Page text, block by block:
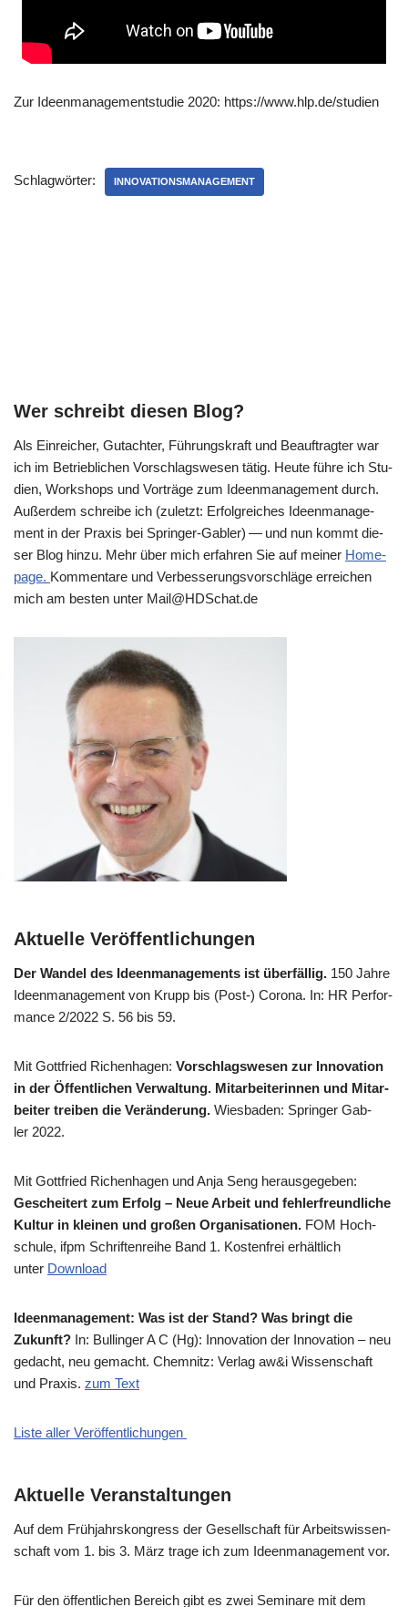
Zur Ideen­ma­nage­ment­stu­die 2020: https://​www​.hlp​.de/​s​t​u​d​ien
Schlagwörter: INNOVATIONSMANAGEMENT
Wer schreibt diesen Blog?
Als Ein­rei­cher, Gut­ach­ter, Füh­rungs­kraft und Beauf­trag­ter war
ich im Betrieb­li­chen Vor­schlags­we­sen tätig. Heu­te füh­re ich Stu­
di­en, Work­shops und Vor­trä­ge zum Ideen­ma­nage­ment durch.
Außer­dem schrei­be ich (zuletzt: Erfolg­rei­ches Ideen­ma­nage­
ment in der Pra­xis bei Sprin­ger-Gab­ler) — und nun kommt die­
ser Blog hin­zu. Mehr über mich erfah­ren Sie auf mei­ner Home­
page. Kom­men­ta­re und Ver­bes­se­rungs­vor­schlä­ge errei­chen
mich am besten unter Mail@​HDSchat.​de
Aktuelle Veröffentlichungen
Der Wan­del des Ideen­ma­nage­ments ist über­fäl­lig. 150 Jah­re
Ideen­ma­nage­ment von Krupp bis (Post-) Coro­na. In: HR Per­for­
mance 2/​2022 S. 56 bis 59.
Mit Gott­fried Richen­ha­gen: Vor­schlags­we­sen zur Inno­va­ti­on
in der Öffent­li­chen Ver­wal­tung. Mit­ar­bei­te­rin­nen und Mit­ar­
bei­ter trei­ben die Ver­än­de­rung. Wies­ba­den: Sprin­ger Gab­
ler 2022.
Mit Gott­fried Richen­ha­gen und Anja Seng her­aus­ge­ge­ben:
Geschei­tert zum Erfolg – Neue Arbeit und feh­ler­freund­li­che
Kul­tur in klei­nen und gro­ßen Orga­ni­sa­tio­nen. FOM Hoch­
schu­le, ifpm Schrif­ten­rei­he Band 1. Kosten­frei erhält­lich
unter Down­load
Ideen­ma­nage­ment: Was ist der Stand? Was bringt die
Zukunft? In: Bul­lin­ger A C (Hg): Inno­va­ti­on der Inno­va­ti­on – neu
gedacht, neu gemacht. Chem­nitz: Ver­lag aw&i Wis­sen­schaft
und Pra­xis. zum Text
Liste aller Veröffentlichungen
Aktuelle Veranstaltungen
Auf dem Früh­jahrs­kon­gress der Gesell­schaft für Arbeits­wis­sen­
schaft vom 1. bis 3. März tra­ge ich zum Ideen­ma­nage­ment vor.
Für den öffent­li­chen Bereich gibt es zwei Semi­na­re mit dem